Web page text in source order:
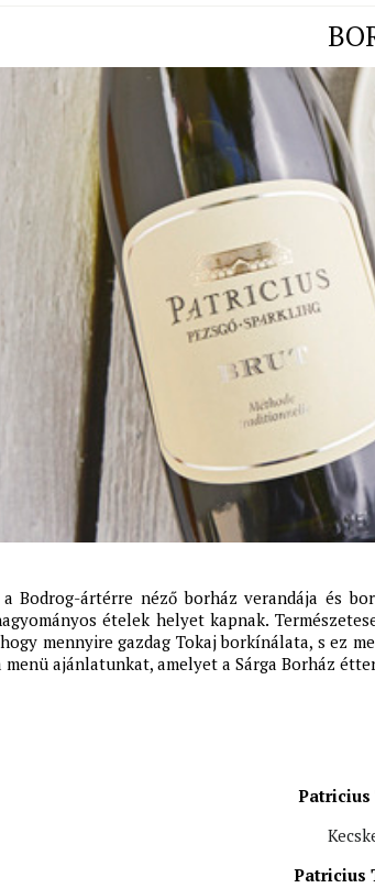
a Bodrog-ártérre néző borház verandája és
ételek helyet kapnak.
mennyire gazdag Tokaj borkínálata, s ez
menü ajánlatunkat, amelyet a Sárga Borház
Patricius
Patricius